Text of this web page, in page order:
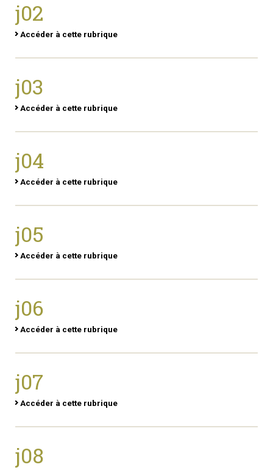
j02
Accéder à cette rubrique
j03
Accéder à cette rubrique
j04
Accéder à cette rubrique
j05
Accéder à cette rubrique
j06
Accéder à cette rubrique
j07
Accéder à cette rubrique
j08